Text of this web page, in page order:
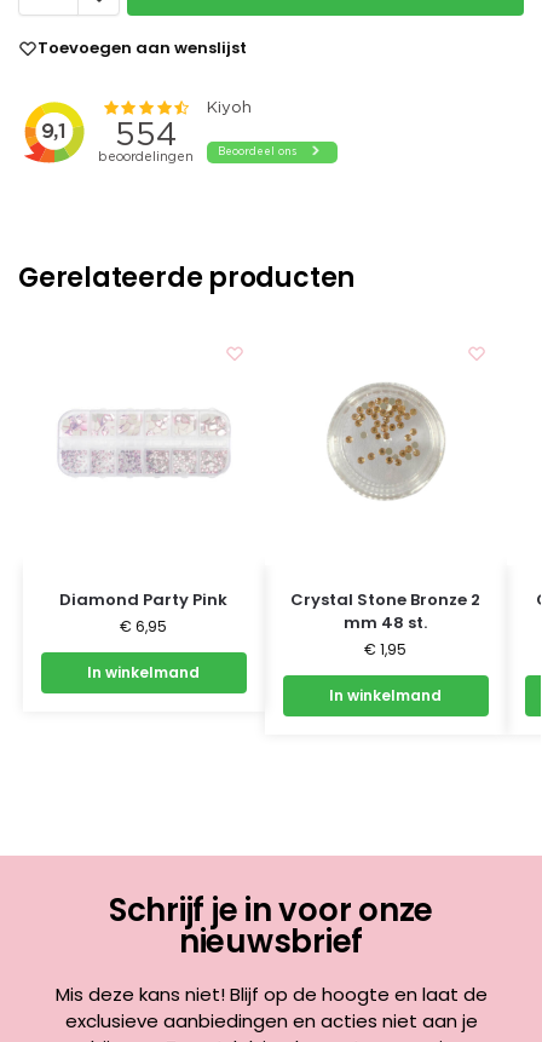
Toevoegen aan wenslijst
Gerelateerde producten
Diamond Party Pink
€ 6,95
In winkelmand
Crystal Stone Bronze 2
mm 48 st.
€ 1,95
In winkelmand
Schrijf je in voor onze
nieuwsbrief
Mis deze kans niet! Blijf op de hoogte en laat de
exclusieve aanbiedingen en acties niet aan je